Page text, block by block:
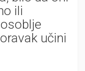
ili
učini